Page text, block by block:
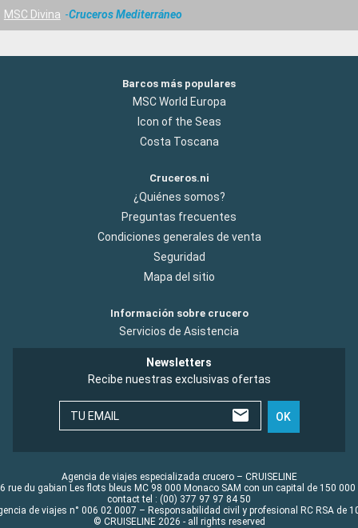
MSC Divina
Cruceros Mediterráneo
Barcos más populares
MSC World Europa
Icon of the Seas
Costa Toscana
Cruceros.ni
¿Quiénes somos?
Preguntas frecuentes
Condiciones generales de venta
Seguridad
Mapa del sitio
Información sobre crucero
Servicios de Asistencia
Newsletters
Recibe nuestras exclusivas ofertas
TU EMAIL OK
Agencia de viajes especializada crucero – CRUISELINE
rue du gabian Les flots bleus MC 98 000 Monaco SAM con un capital de 150 000
contact tel : (00) 377 97 97 84 50
de viajes n° 006 02 0007 – Responsabilidad civil y profesional RC RSA de
© CRUISELINE 2026 - all rights reserved